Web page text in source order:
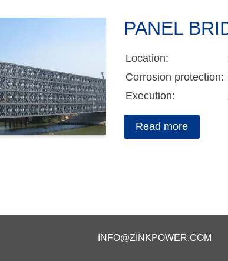
PANEL
Location:
Corrosion protection:
Execution:
Read more
INFO@ZINKPOWER.COM